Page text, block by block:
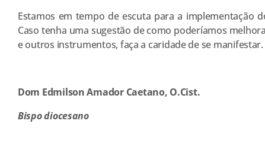
Estamos em tempo de escuta para a implementação
Caso tenha uma sugestão de como poderíamos
e outros instrumentos, faça a caridade de se manifestar.
Dom Edmilson Amador Caetano, O.Cist.
Bispo diocesano